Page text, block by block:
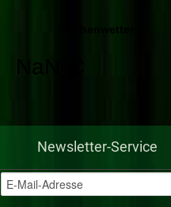
Newsletter-Service